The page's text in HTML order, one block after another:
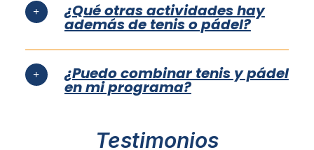
¿Qué otras actividades hay
además de tenis o pádel?
¿Puedo combinar tenis y pádel
en mi programa?
Testimonios